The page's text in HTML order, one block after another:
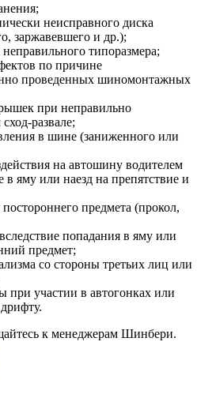
неисправного диска
заржавевшего и др.);
типоразмера;
по причине
проведенных шиномонтажных
при неправильно
развале;
в шине (заниженного или
на автошину водителем
в яму или наезд на препятствие и
предмета (прокол,
попадания в яму или
предмет;
со стороны третьих лиц или
участии в автогонках или
к менеджерам Шинбери.